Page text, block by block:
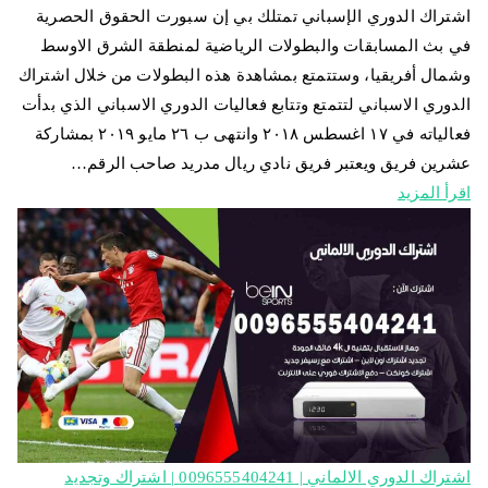
اشتراك الدوري الإسباني تمتلك بي إن سبورت الحقوق الحصرية
في بث المسابقات والبطولات الرياضية لمنطقة الشرق الاوسط
وشمال أفريقيا، وستتمتع بمشاهدة هذه البطولات من خلال اشتراك
الدوري الاسباني لتتمتع وتتابع فعاليات الدوري الاسباني الذي بدأت
فعالياته في ١٧ اغسطس ٢٠١٨ وانتهى ب ٢٦ مايو ٢٠١٩ بمشاركة
عشرين فريق ويعتبر فريق نادي ريال مدريد صاحب الرقم…
اقرأ المزيد
اشتراك الدوري الالماني | 0096555404241 | اشتراك وتجديد